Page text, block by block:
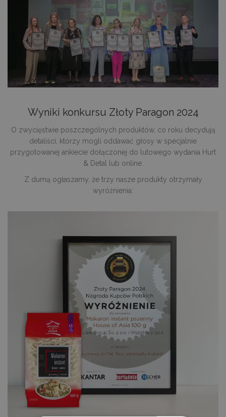
Wyniki konkursu Złoty Paragon 2024
O zwycięstwie poszczególnych produktów, co roku decydują
detaliści, którzy mogli oddawać głosy w specjalnie
przygotowanej ankiecie dołączonej do lutowego wydania Hurt
& Detal lub online.
Z dumą ogłaszamy, że trzy nasze produkty otrzymały
wyróżnienia: